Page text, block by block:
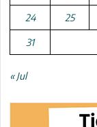
24 25
31
« Jul